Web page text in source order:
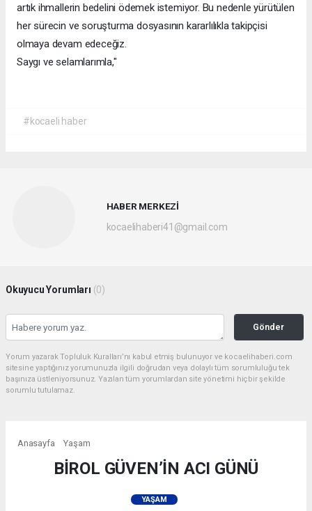
artık ihmallerin bedelini ödemek istemiyor. Bu nedenle yürütülen
her sürecin ve soruşturma dosyasının kararlılıkla takipçisi
olmaya devam edeceğiz.
Saygı ve selamlarımla,"
#kocaeli haber
HABER MERKEZİ
kocaelihaberi41@gmail.com
Okuyucu Yorumları (0)
Gönder
Yorum yazarak Topluluk Kuralları’nı kabul etmiş bulunuyor ve kocaelihaberi.com
sitesine yaptığınız yorumunuzla ilgili doğrudan veya dolaylı tüm sorumluluğu tek
başınıza üstleniyorsunuz. Yazılan tüm yorumlardan site yönetimi hiçbir şekilde
sorumlu tutulamaz.
Anasayfa Yaşam
BİROL GÜVEN’İN ACI GÜNÜ
YAŞAM